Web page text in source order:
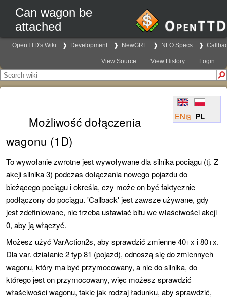
Can wagon be
attached
OpenTTD's Wiki Development NewGRF NFO Specs
View Source View History Login
EN PL
Możliwość dołączenia
wagonu (1D)
To wywołanie zwrotne jest wywoływane dla silnika pociągu (tj. Z
akcji silnika 3) podczas dołączania nowego pojazdu do
bieżącego pociągu i określa, czy może on być faktycznie
podłączony do pociągu. 'Callback'jest zawsze używane, gdy
jest zdefiniowane, nie trzeba ustawiać bitu we właściwości akcji
0, aby ją włączyć.
Możesz użyć VarAction2s, aby sprawdzić zmienne 40+x i 80+x.
Dla var. działanie 2 typ 81 (pojazd), odnoszą się do zmiennych
wagonu, który ma być przymocowany, a nie do silnika, do
którego jest on przymocowany, więc możesz sprawdzić
właściwości wagonu, takie jak rodzaj ładunku, aby sprawdzić,